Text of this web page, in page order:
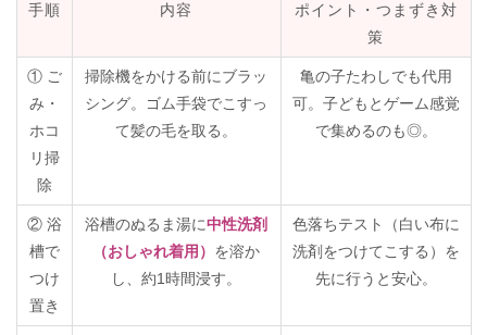
手順 内容
ポイント・つまずき対
策
① ご
み・
ホコ
リ掃
除
掃除機をかける前にブラッ
シング。ゴム手袋でこすっ
て髪の毛を取る。
亀の子たわしでも代用
可。子どもとゲーム感覚
で集めるのも◎。
② 浴
槽で
つけ
置き
浴槽のぬるま湯に中性洗剤
（おしゃれ着用） を溶か
し、約1時間浸す。
色落ちテスト（白い布に
洗剤をつけてこする）を
先に行うと安心。